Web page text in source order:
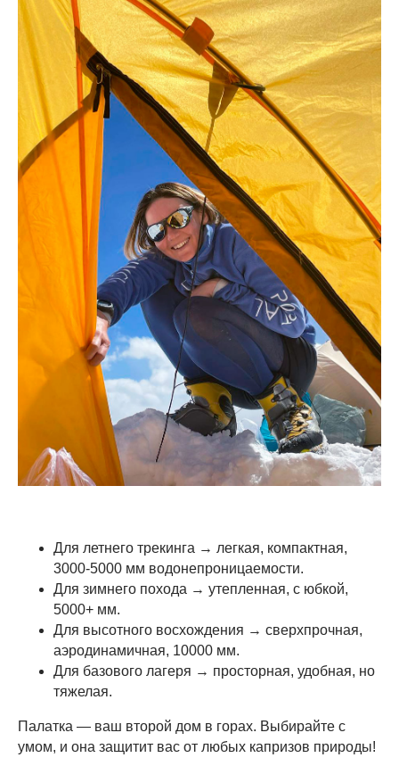
Для летнего трекинга → легкая, компактная,
3000-5000 мм водонепроницаемости.
Для зимнего похода → утепленная, с юбкой,
5000+ мм.
Для высотного восхождения → сверхпрочная,
аэродинамичная, 10000 мм.
Для базового лагеря → просторная, удобная, но
тяжелая.
Палатка — ваш второй дом в горах. Выбирайте с
умом, и она защитит вас от любых капризов природы!